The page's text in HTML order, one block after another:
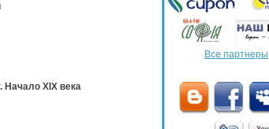
Начало ХIХ века
Все партнеры